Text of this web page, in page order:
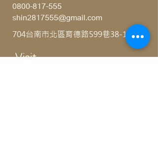
0800-817-555
shin2817555@gmail.com
704台南市北區育德路599巷38-1號
Visit